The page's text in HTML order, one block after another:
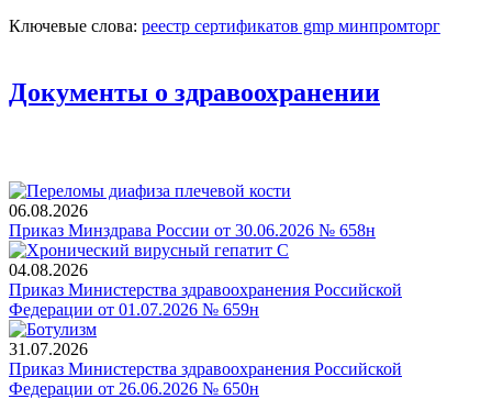
Ключевые слова: реестр сертификатов gmp минпромторг
Документы о здравоохранении
06.08.2026
Приказ Минздрава России от 30.06.2026 № 658н
04.08.2026
Приказ Министерства здравоохранения Российской
Федерации от 01.07.2026 № 659н
31.07.2026
Приказ Министерства здравоохранения Российской
Федерации от 26.06.2026 № 650н